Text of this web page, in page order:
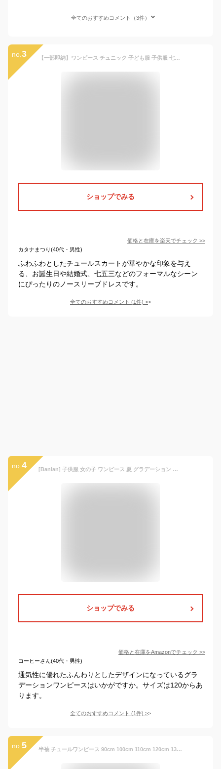
全てのおすすめコメント（3件）
no. 3 【一部即納】ワンピース チュニック 子ども服 子供服 七五三 夏服 服服 子供 ノースリーブ 女の子 子ども ベビー ドレス ベビー服 チュールスカート キッズ オシャレ かわいい 保育園 フォーマル 撮影 フラワー 花 誕生日 結婚式 お出かけ ピアノ発表会 90 100 110
ショップでみる
価格と在庫を楽天でチェック >>
カタナまつり(40代・男性)
ふわふわとしたチュールスカートが華やかな印象を与え
る、お誕生日や結婚式、七五三などのフォーマルなシーン
にぴったりのノースリーブドレスです。
全てのおすすめコメント (1件) >
no. 4 [Banlan] 子供服 女の子 ワンピース 夏 グラデーション 半袖 パフスリーブ バックジッパー Aライン ティアード ロング キーズ 可愛い 韓国風 通学 通園 ブルー ピンク 120-170cm (JP, 身長, 160, ピンク)
ショップでみる
価格と在庫をAmazonでチェック >>
コーヒーさん(40代・男性)
通気性に優れたふんわりとしたデザインになっているグラ
デーションワンピースはいかがですか。サイズは120からあ
ります。
全てのおすすめコメント (1件) >
no. 5 半袖 チュールワンピース 90cm 100cm 110cm 120cm 130cm リブ ユニコーン ドッキングワンピース グラデーション お洒落 子供服 女の子 夏 キッズ オーロラカラー ベビー 子ども 切替 プリンセス 夢かわ